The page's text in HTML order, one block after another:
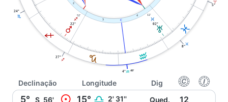
I
J K
L
2
3
4
j
H
24°
I
27°
K
4° 40'
L
8°
A
5°
Q
22°
I
52'
T
02°
L
12'
Declinação Longitude Dig f g
5° S 56' M 15° G 2' 31'' Qued. 12